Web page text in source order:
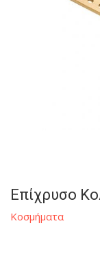
Επίχρυσο
Κοσμήματα